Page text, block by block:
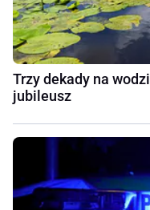
Trzy dekady na
jubileusz